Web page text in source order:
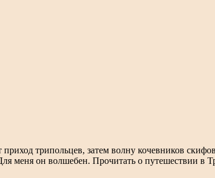
трипольцев, затем волну кочевников
меня он волшебен. Прочитать о путешествии в